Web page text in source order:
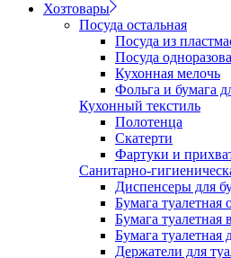
Хозтовары
Посуда остальная
Посуда из
Посуда
Кухонная мелочь
Фольга и бумага
Кухонный текстиль
Полотенца
Скатерти
Фартуки и
Санитарно-
Диспенсеры для
Бумага туалетная
Бумага туалетная
Бумага туалетная
Держатели для